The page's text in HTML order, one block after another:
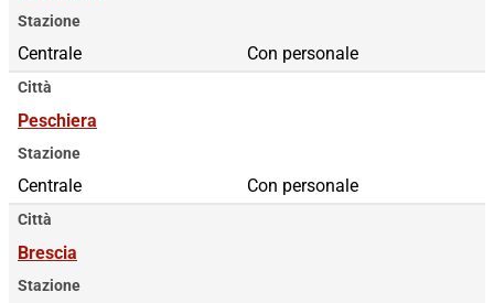
Stazione
Centrale Con personale
Città
Peschiera
Stazione
Centrale Con personale
Città
Brescia
Stazione